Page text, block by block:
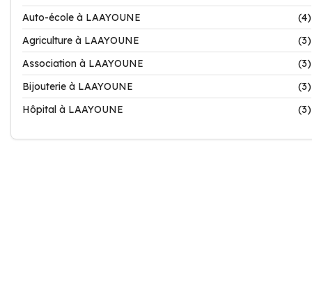
Auto-école à LAAYOUNE
(4)
Agriculture à LAAYOUNE
(3)
Association à LAAYOUNE
(3)
Bijouterie à LAAYOUNE
(3)
Hôpital à LAAYOUNE
(3)